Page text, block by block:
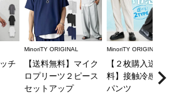
チ
MinoriTY ORIGINAL
【送料無料】マイク
ロプリーツ２ピース
セットアップ
MinoriTY ORIGINAL
【２枚購入送料無
料】接触冷感とろ
パンツ